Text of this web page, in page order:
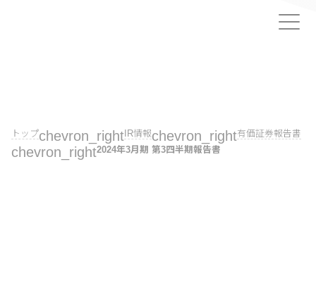
トップchevron_right IR情報chevron_right有価証券報告書
chevron_right2024年3月期 第3四半期報告書